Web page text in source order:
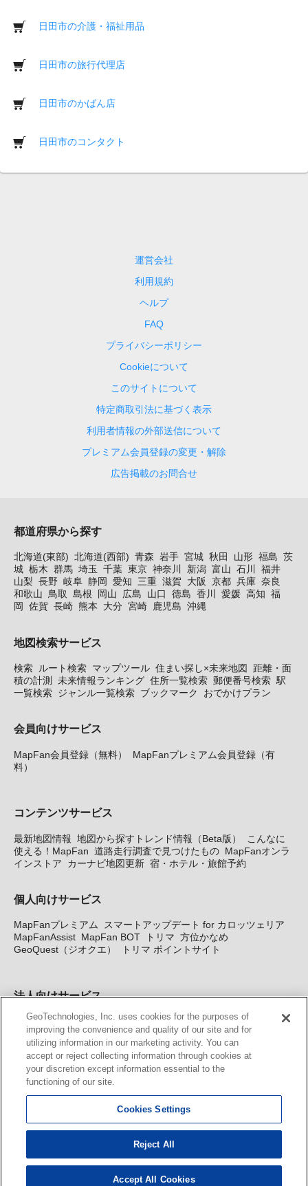
日田市の介護・福祉用品
日田市の旅行代理店
日田市のかばん店
日田市のコンタクト
運営会社
利用規約
ヘルプ
FAQ
プライバシーポリシー
Cookieについて
このサイトについて
特定商取引法に基づく表示
利用者情報の外部送信について
プレミアム会員登録の変更・解除
広告掲載のお問合せ
都道府県から探す
北海道(東部) 北海道(西部) 青森 岩手 宮城 秋田 山形 福島 茨
城 栃木 群馬 埼玉 千葉 東京 神奈川 新潟 富山 石川
福井
山梨 長野 岐阜 静岡 愛知 三重 滋賀 大阪 京都 兵庫 奈良
和歌山 鳥取 島根 岡山 広島 山口 徳島 香川 愛媛 高知 福
岡
佐賀 長崎 熊本 大分 宮崎 鹿児島 沖縄
地図検索サービス
検索 ルート検索 マップツール 住まい探し×未来地図
距離・面
積の計測
未来情報ランキング 住所一覧検索 郵便番号検索 駅
一覧検索 ジャンル一覧検索 ブックマーク おでかけプラン
会員向けサービス
MapFan会員登録（無料）
MapFanプレミアム会員登録（有
料）
コンテンツサービス
最新地図情報 地図から探すトレンド情報（Beta版）
こんなに
使える！MapFan 道路走行調査で見つけたもの MapFanオンラ
インストア
カーナビ地図更新 宿・ホテル・旅館予約
個人向けサービス
MapFanプレミアム
スマートアップデート for カロッツェリア
MapFanAssist MapFan BOT トリマ 方位かなめ
GeoQuest（ジオクエ）
トリマ ポイントサイト
法人向けサービス
法人向け地図・位置情報サービス WEBサイト・システム向け地
図API Windows PC向け地図開発キット MapFan DB 住所確認
サービス
MAP WORLD+ トリマ広告 Geo-Research
カーナビ地図更新サービス
MapFan スマートメンバーズ
KENWOOD MapFan Club
GeoTechnologies, Inc. uses cookies for the purposes of
improving the convenience and quality of our site and for
utilizing information in our marketing activity. You can
accept or reject collecting information through cookies at
your discretion except information essential to the
functioning of our site.
Cookies Settings
Reject All
Accept All Cookies